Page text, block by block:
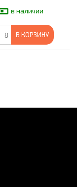
в наличии
В КОРЗИНУ